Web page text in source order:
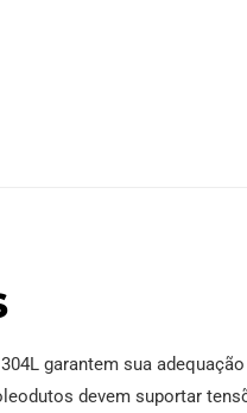
garantem sua adequação
devem suportar